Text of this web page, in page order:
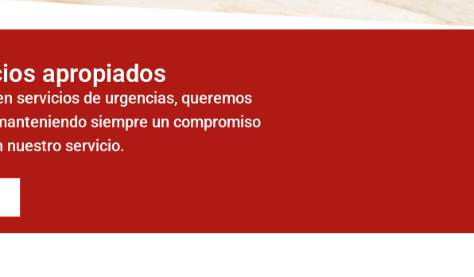
apropiados
servicios de urgencias, queremos
siempre un compromiso
nuestro servicio.